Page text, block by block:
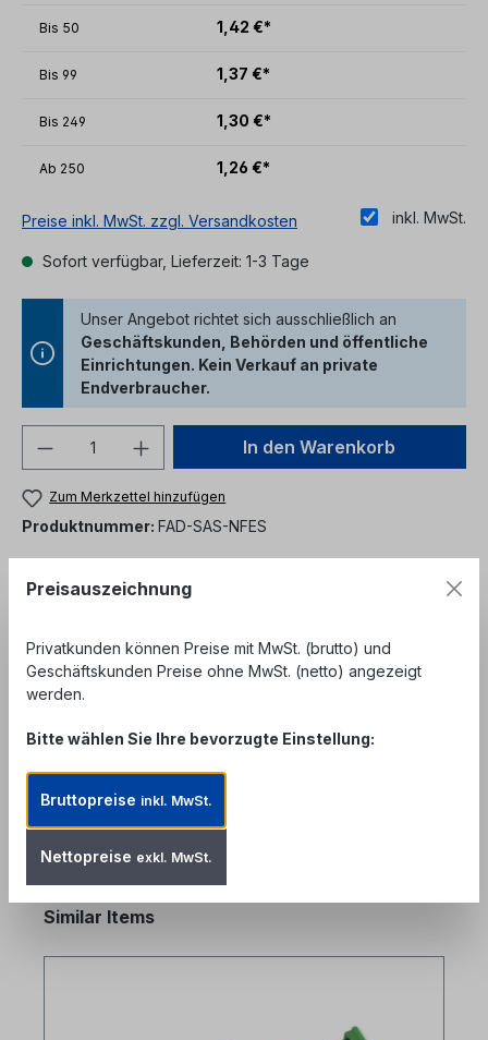
Bis 50 1,42 €*
Bis 99 1,37 €*
Bis 249 1,30 €*
Ab 250 1,26 €*
inkl. MwSt.
Preise inkl. MwSt. zzgl. Versandkosten
Sofort verfügbar, Lieferzeit: 1-3 Tage
Unser Angebot richtet sich ausschließlich an
Geschäftskunden, Behörden und öffentliche
Einrichtungen. Kein Verkauf an private
Endverbraucher.
Produkt Anzahl: Gib denIn den Warenkorb
Zum Merkzettel hinzufügen
Produktnummer: FAD-SAS-NFES
SC/APC-SC/APC simplex Kupplung singlemode mit
externem Shutter ohne Flansch - präzise ceramic
Zentrierhülse- Kunststoffgehäu…
Bewertungen
Produktgalerie überspringen
Similar Items
Preisauszeichnung
Privatkunden können Preise mit MwSt. (brutto) und
Geschäftskunden Preise ohne MwSt. (netto) angezeigt
werden.
Bitte wählen Sie Ihre bevorzugte Einstellung:
Bruttopreise inkl. MwSt.
Nettopreise exkl. MwSt.